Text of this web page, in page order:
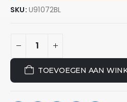
SKU: U91072BL
TOEVOEGEN AAN